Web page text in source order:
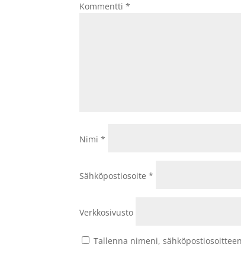
Kommentti*
Nimi*
Sähköpostiosoite*
Verkkosivusto
Tallenna nimeni,